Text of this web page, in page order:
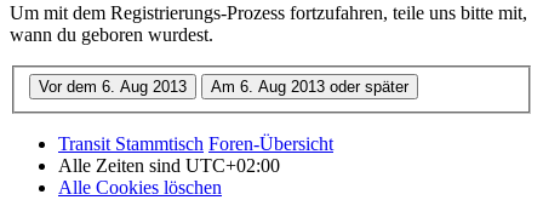
Um mit dem Registrierungs-Prozess fortzufahren, teile uns bitte mit,
wann du geboren wurdest.
Transit Stammtisch Foren-Übersicht
Alle Zeiten sind UTC+02:00
Alle Cookies löschen